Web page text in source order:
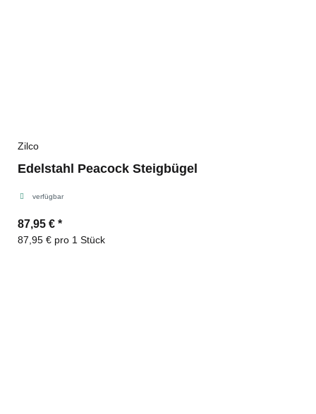
Zilco
Edelstahl Peacock Steigbügel
verfügbar
87,95 € *
87,95 € pro 1 Stück